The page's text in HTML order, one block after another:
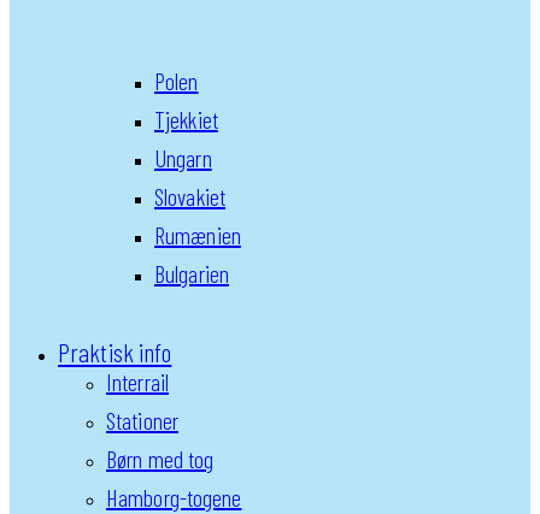
Polen
Tjekkiet
Ungarn
Slovakiet
Rumænien
Bulgarien
Praktisk info
Interrail
Stationer
Børn med tog
Hamborg-togene